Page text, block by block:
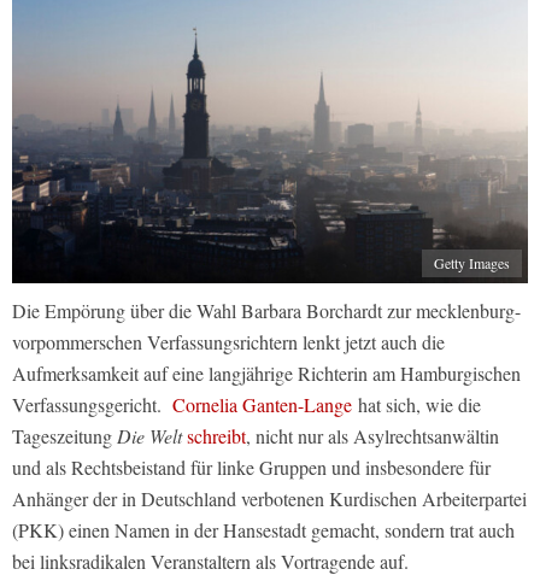
Getty Images
Die Empörung über die Wahl Barbara Borchardt zur mecklenburg-
vorpommerschen Verfassungsrichtern lenkt jetzt auch die
Aufmerksamkeit auf eine langjährige Richterin am Hamburgischen
Verfassungsgericht. Cornelia Ganten-Lange hat sich, wie die
Tageszeitung Die Weltschreibt, nicht nur als Asylrechtsanwältin
und als Rechtsbeistand für linke Gruppen und insbesondere für
Anhänger der in Deutschland verbotenen Kurdischen Arbeiterpartei
(PKK) einen Namen in der Hansestadt gemacht, sondern trat auch
bei linksradikalen Veranstaltern als Vortragende auf.